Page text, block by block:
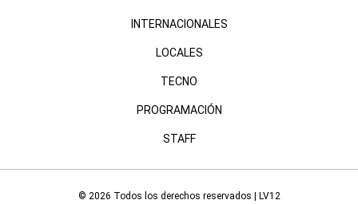
INTERNACIONALES
LOCALES
TECNO
PROGRAMACIÓN
STAFF
© 2026 Todos los derechos reservados | LV12